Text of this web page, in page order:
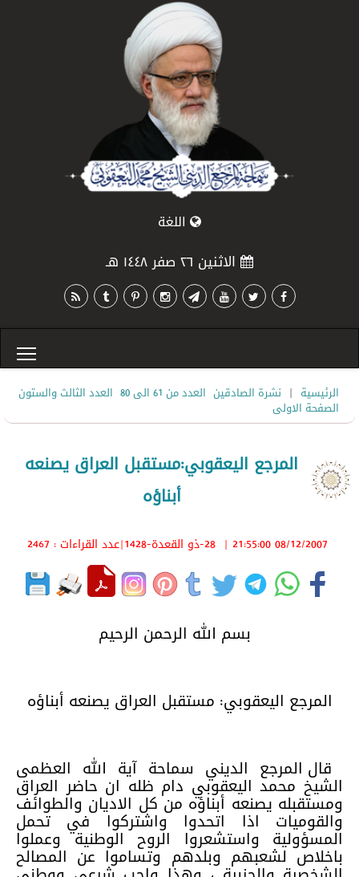
اللغة
الاثنين ٢٦ صفر ١٤٤٨ هـ
الرئيسية | نشرة الصادقين العدد من 61 الى 80 العدد الثالث والستون
الصفحة الاولى
المرجع اليعقوبي:مستقبل العراق يصنعه
أبناؤه
08/12/2007 21:55:00
| 28-ذو القعدة-1428 |عدد القراءات : 2467
بسم الله الرحمن الرحيم
المرجع اليعقوبي: مستقبل العراق يصنعه أبناؤه
قال المرجع الديني سماحة آية الله العظمى
الشيخ محمد اليعقوبي دام ظله ان حاضر العراق
ومستقبله يصنعه أبناؤه من كل الاديان والطوائف
والقوميات اذا اتحدوا واشتركوا في تحمل
المسؤولية واستشعروا الروح الوطنية وعملوا
باخلاص لشعبهم وبلدهم وتساموا عن المصالح